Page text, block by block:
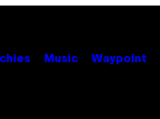
Music Waypoint